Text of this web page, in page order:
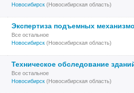
Новосибирск (Новосибирская область)
Экспертиза подъемных
Все остальное
Новосибирск (Новосибирская область)
Техническое обследование
Все остальное
Новосибирск (Новосибирская область)